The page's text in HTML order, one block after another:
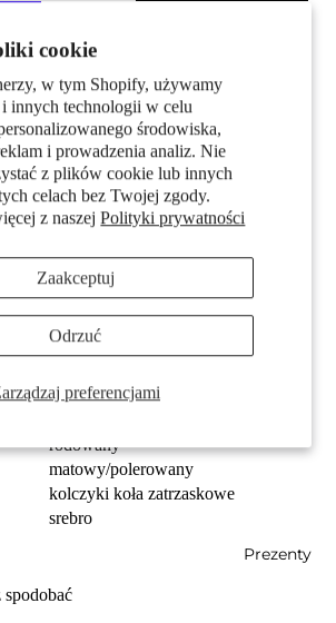
cookie
w tym Shopify, używamy
innych technologii w celu
środowiska,
i prowadzenia analiz. Nie
z plików cookie lub innych
celach bez Twojej zgody.
z naszejPolityki prywatności
preferencjami
Zaakceptuj
Odrzuć
Prezenty
z próbą 925
typu klips wykonane ze srebra, zdobione
Elegancki design i wygodne zapięcie
oraz dodają szyku każdej stylizacji.
specjalne okazje.
531365
12 mm
damski
7.5 mm
rodowany
matowy/polerowany
kolczyki koła zatrzaskowe
srebro